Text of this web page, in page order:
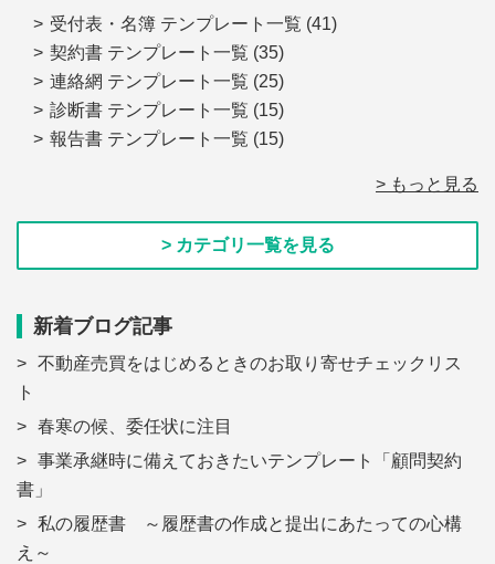
受付表・名簿 テンプレート一覧 (41)
契約書 テンプレート一覧 (35)
連絡網 テンプレート一覧 (25)
診断書 テンプレート一覧 (15)
報告書 テンプレート一覧 (15)
> もっと見る
> カテゴリ一覧を見る
新着ブログ記事
不動産売買をはじめるときのお取り寄せチェックリス
ト
春寒の候、委任状に注目
事業承継時に備えておきたいテンプレート「顧問契約
書」
私の履歴書 ～履歴書の作成と提出にあたっての心構
え～